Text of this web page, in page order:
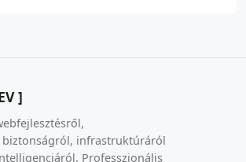
]
infrastruktúráról
Professzionális